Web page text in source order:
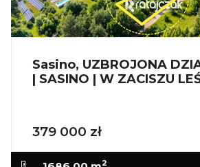
Jeżeli zainteresowało Cię
- Przyjedź i Obejrzyj na żywo,
- Zaproponuj Swoją cenę
Sasino, UZBROJONA
| SASINO | W ZACISZU
379 000 zł
2